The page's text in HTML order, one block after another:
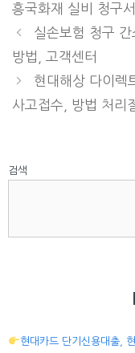
흥국화재 실비 청구
실손보험 청구
방법, 고객센터
현대해상 다이렉
사고접수, 방법 처리
검색
현대카드 단기신용대출,